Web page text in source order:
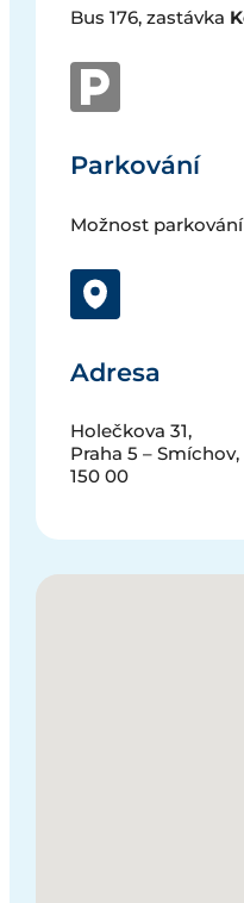
Bus 176, zastávka
Parkování
Možnost
Adresa
Holečkova 31,
Praha 5 – Smíchov,
150 00